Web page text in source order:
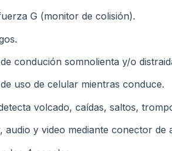
G (monitor de colisión).
condución somnolienta y/o
uso de celular mientras conduce.
volcado, caídas, saltos,
audio y video mediante conector de